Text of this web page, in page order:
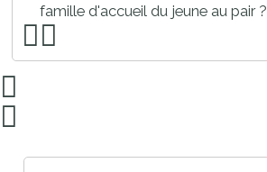
famille d'accueil du jeune au pair ?